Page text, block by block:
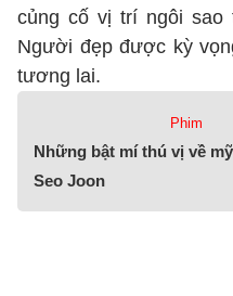
củng cố vị trí ngôi sao
Người đẹp được kỳ
tương lai.
Phim
Những bật mí thú vị về
Seo Joon